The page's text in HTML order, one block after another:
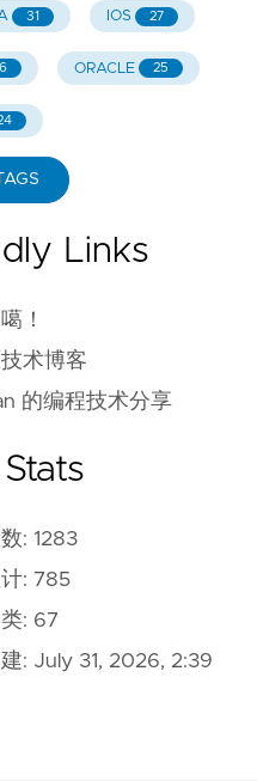
31 IOS 27
ORACLE 25
Links
！
术博客
的编程技术分享
: 1283
: 785
: 67
: July 31, 2026, 2:39